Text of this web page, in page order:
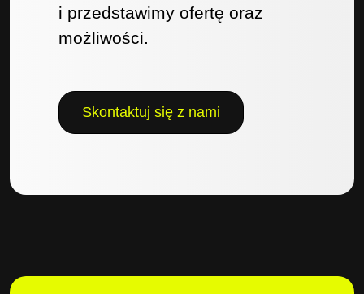
i przedstawimy ofertę oraz
możliwości.
Skontaktuj się z nami